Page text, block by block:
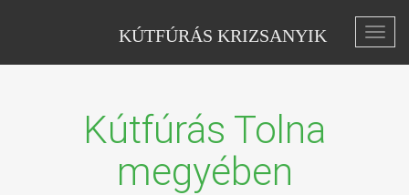
KÚTFÚRÁS KRIZSANYIK
Kútfúrás Tolna
megyében